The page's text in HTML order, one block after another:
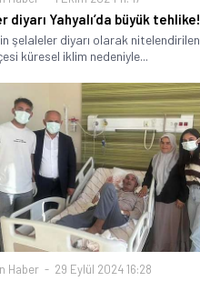
diyarı Yahyalı’da büyük tehlike!
şelaleler diyarı olarak nitelendirilen
küresel iklim nedeniyle...
Haber 29 Eylül 2024 16:28